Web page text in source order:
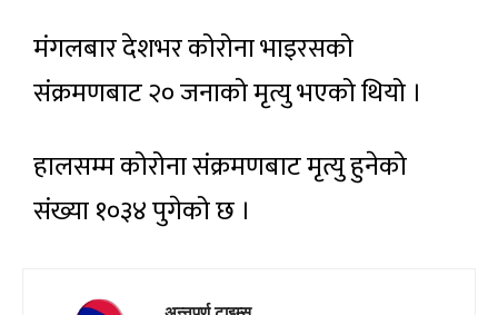
मंगलबार देशभर कोरोना भाइरसको
संक्रमणबाट २० जनाको मृत्यु भएको थियो ।
हालसम्म कोरोना संक्रमणबाट मृत्यु हुनेको
संख्या १०३४ पुगेको छ ।